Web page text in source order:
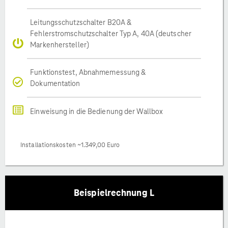
Leitungsschutzschalter B20A &
Fehlerstromschutzschalter Typ A, 40A (deutscher
Markenhersteller)
Funktionstest, Abnahmemessung &
Dokumentation
Einweisung in die Bedienung der Wallbox
Installationskosten ~1.349,00 Euro
Beispielrechnung L